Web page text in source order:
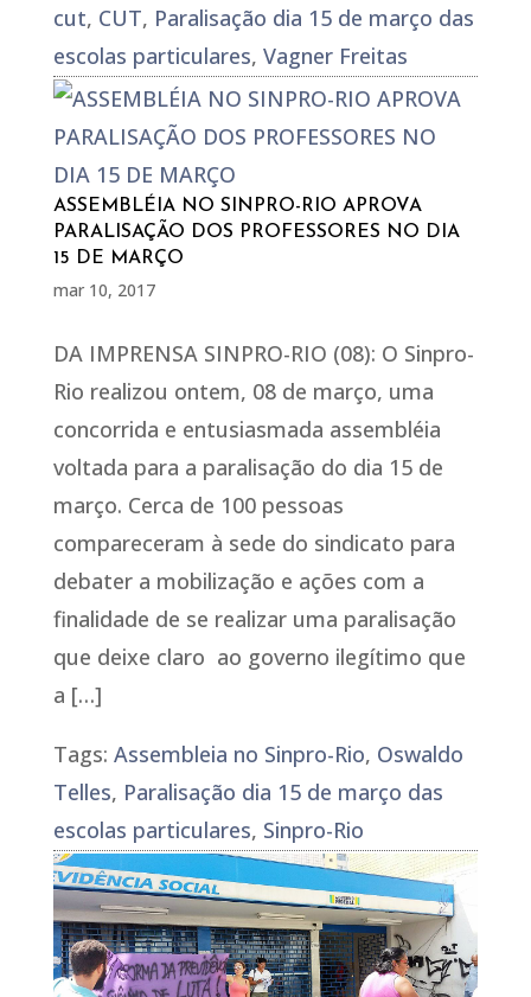
cut, CUT, Paralisação dia 15 de março das
escolas particulares, Vagner Freitas
ASSEMBLÉIA NO SINPRO-RIO APROVA
PARALISAÇÃO DOS PROFESSORES NO DIA
15 DE MARÇO
mar 10, 2017
DA IMPRENSA SINPRO-RIO (08): O Sinpro-
Rio realizou ontem, 08 de março, uma
concorrida e entusiasmada assembléia
voltada para a paralisação do dia 15 de
março. Cerca de 100 pessoas
compareceram à sede do sindicato para
debater a mobilização e ações com a
finalidade de se realizar uma paralisação
que deixe claro ao governo ilegítimo que
a […]
Tags: Assembleia no Sinpro-Rio, Oswaldo
Telles, Paralisação dia 15 de março das
escolas particulares, Sinpro-Rio